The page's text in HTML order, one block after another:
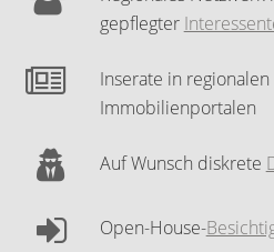
gepflegter
Inserate in
Immobilienportalen
Auf Wunsch diskrete
Open-House-